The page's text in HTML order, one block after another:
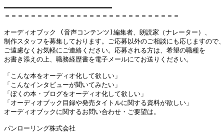
━━━━━━━━━━━━━━━━━━━━━━━━━━━
＝＝＝＝＝＝＝＝＝＝＝＝＝＝＝＝＝＝＝＝＝＝＝＝＝＝＝
オーディオブック (音声コンテンツ)編集者、朗読家（ナレーター）、
制作スタッフを募集しております。ご応募以外のご相談にも応じますので
ご遠慮なくお気軽にご連絡ください。応募される方は、希望の職種を
お書き添えの上、職務経歴書を電子メールにてお送りください。
「こんな本をオーディオ化して欲しい」
「こんなインタビューが聞いてみたい」
「ぼくの本・ブログをオーディオ化して欲しい」
「オーディオブック目録や発売タイトルに関する資料が欲しい」
オーディオブックに関するお問い合わせ・ご要望は。
パンローリング株式会社